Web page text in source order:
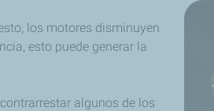
los motores disminuyen
esto puede generar la
algunos de los